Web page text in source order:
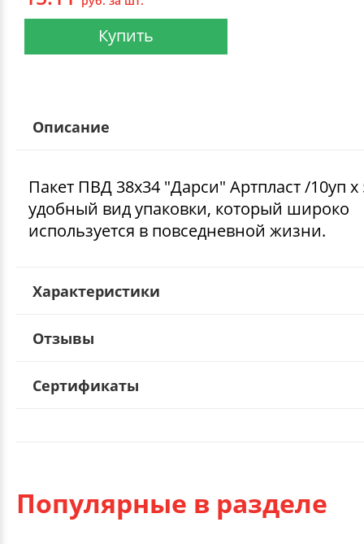
Купить
Описание
Пакет ПВД 38х34 "Дарси" Артпласт /10уп
удобный вид упаковки, который широко
используется в повседневной жизни.
Характеристики
Отзывы
Сертификаты
Популярные в разделе